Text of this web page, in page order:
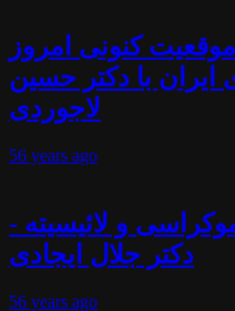
کنونی امروز
ایران با دکتر حسین
لاجوردی
56 years ago
و لائیسیته -
دکتر جلال ایجادی
56 years ago